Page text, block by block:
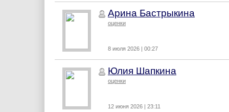
Арина Бастрыкина
оценки
8 июля 2026 | 00:27
Юлия Шапкина
оценки
12 июня 2026 | 23:11